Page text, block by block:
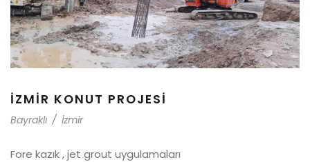
İZMIR KONUT PROJESI
Bayraklı / İzmir
Fore kazık , jet grout uygulamaları